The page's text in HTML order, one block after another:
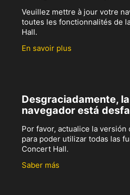
Veuillez mettre à jour votre
toutes les fonctionnalités de
Hall.
En savoir plus
Desgraciadamente,
navegador está
Por favor, actualice la versión
para poder utilizar todas las
Concert Hall.
Saber más